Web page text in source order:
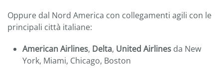
Oppure dal Nord America con collegamenti agili con le
principali città italiane:
American Airlines, Delta, United Airlines da New
York, Miami, Chicago, Boston